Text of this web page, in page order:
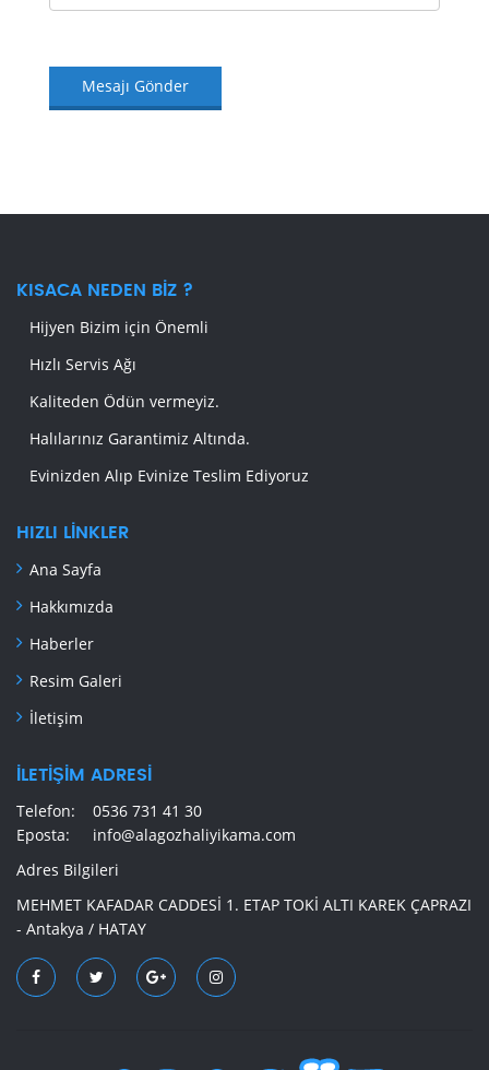
Mesajı Gönder
KISACA NEDEN BIZ ?
Hijyen Bizim için Önemli
Hızlı Servis Ağı
Kaliteden Ödün vermeyiz.
Halılarınız Garantimiz Altında.
Evinizden Alıp Evinize Teslim Ediyoruz
HIZLI LINKLER
Ana Sayfa
Hakkımızda
Haberler
Resim Galeri
İletişim
İLETIŞIM ADRESI
Telefon:
0536 731 41 30
Eposta:
info@alagozhaliyikama.com
Adres Bilgileri
MEHMET KAFADAR CADDESİ 1. ETAP TOKİ ALTI KAREK ÇAPRAZI
- Antakya / HATAY